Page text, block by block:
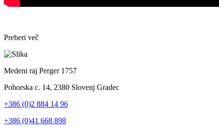
Preberi več
Medeni raj Perger 1757
Pohorska c. 14, 2380 Slovenj Gradec
+386 (0)2 884 14 96
+386 (0)41 668 898